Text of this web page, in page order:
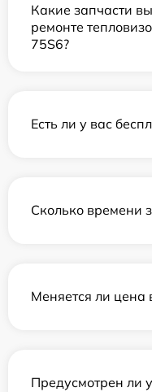
Какие запчасти
ремонте
75S6?
Есть ли у вас
Сколько времени
Меняется ли цена
Предусмотрен ли